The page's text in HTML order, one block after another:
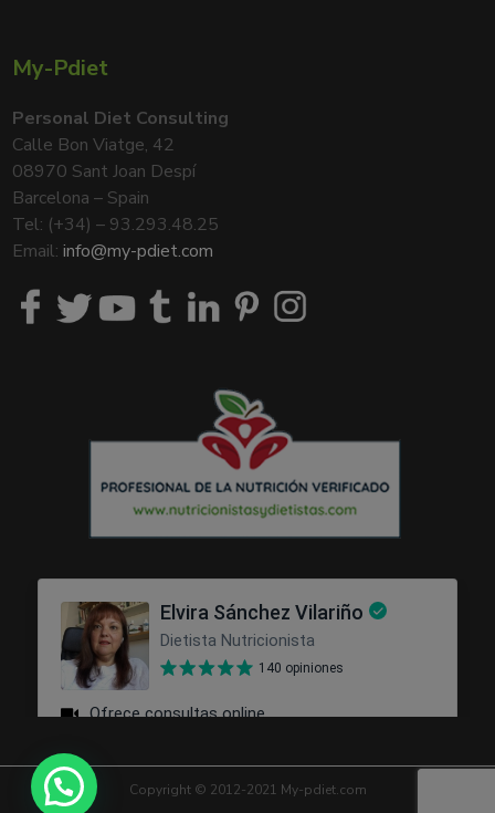
My-Pdiet
Personal Diet Consulting
Calle Bon Viatge, 42
08970 Sant Joan Despí
Barcelona – Spain
Tel: (+34) – 93.293.48.25
Email:info@my-pdiet.com
Copyright © 2012-2021 My-pdiet.com